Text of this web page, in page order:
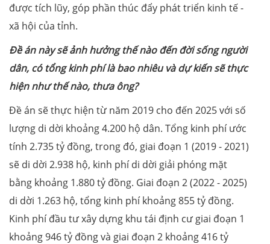
được tích lũy, góp phần thúc đẩy phát triển kinh tế -
xã hội của tỉnh.
Đề án này sẽ ảnh hưởng thế nào đến đời sống người
dân, có tổng kinh phí là bao nhiêu và dự kiến sẽ thực
hiện như thế nào, thưa ông?
Đề án sẽ thực hiện từ năm 2019 cho đến 2025 với số
lượng di dời khoảng 4.200 hộ dân. Tổng kinh phí ước
tính 2.735 tỷ đồng, trong đó, giai đoạn 1 (2019 - 2021)
sẽ di dời 2.938 hộ, kinh phí di dời giải phóng mặt
bằng khoảng 1.880 tỷ đồng. Giai đoạn 2 (2022 - 2025)
di dời 1.263 hộ, tổng kinh phí khoảng 855 tỷ đồng.
Kinh phí đầu tư xây dựng khu tái định cư giai đoạn 1
khoảng 946 tỷ đồng và giai đoạn 2 khoảng 416 tỷ